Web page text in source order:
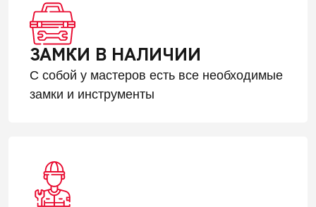
ЗАМКИ В НАЛИЧИИ
С собой у мастеров есть все необходимые
замки и инструменты